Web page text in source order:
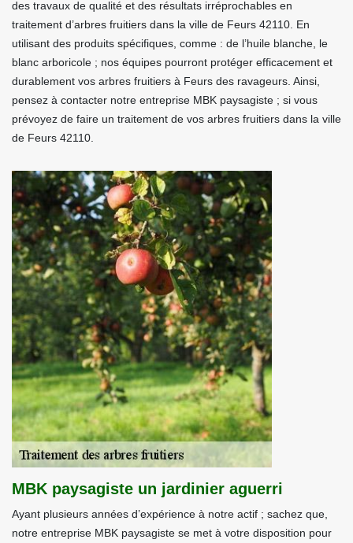
des travaux de qualité et des résultats irréprochables en
traitement d’arbres fruitiers dans la ville de Feurs 42110. En
utilisant des produits spécifiques, comme : de l’huile blanche, le
blanc arboricole ; nos équipes pourront protéger efficacement et
durablement vos arbres fruitiers à Feurs des ravageurs. Ainsi,
pensez à contacter notre entreprise MBK paysagiste ; si vous
prévoyez de faire un traitement de vos arbres fruitiers dans la ville
de Feurs 42110.
MBK paysagiste un jardinier aguerri
Ayant plusieurs années d’expérience à notre actif ; sachez que,
notre entreprise MBK paysagiste se met à votre disposition pour